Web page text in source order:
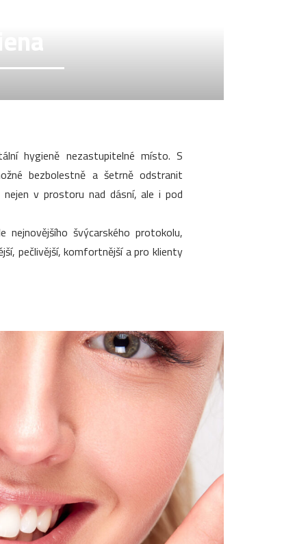
hygieně nezastupitelné místo. S
bezbolestně a šetrně odstranit
v prostoru nad dásní, ale i pod
nejnovějšího švýcarského protokolu,
pečlivější, komfortnější a pro klienty